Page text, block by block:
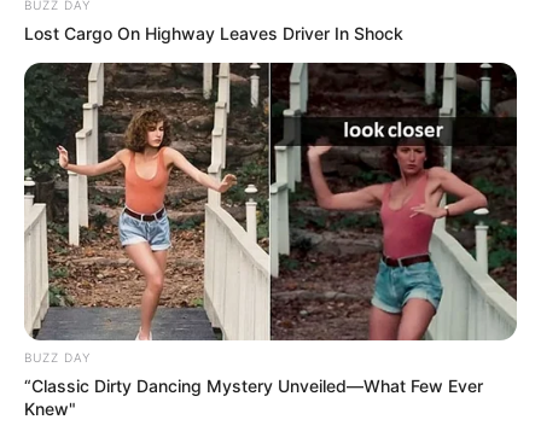
BUZZ DAY
Lost Cargo On Highway Leaves Driver In Shock
BUZZ DAY
“Classic Dirty Dancing Mystery Unveiled—What Few Ever
Knew"